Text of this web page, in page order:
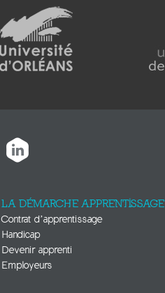
LA DÉMARCHE APPRENTISSAGE
Contrat d’apprentissage
Handicap
Devenir apprenti
Employeurs